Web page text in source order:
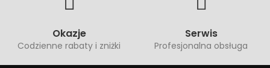
Okazje
Codzienne rabaty i zniżki
Serwis
Profesjonalna obsługa